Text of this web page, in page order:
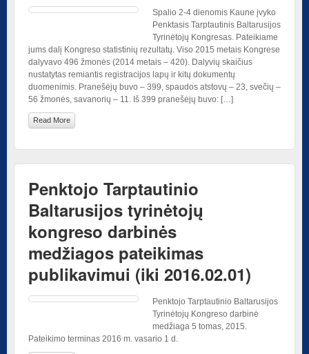
Spalio 2-4 dienomis Kaune įvyko
Penktasis Tarptautinis Baltarusijos
Tyrinėtojų Kongresas. Pateikiame
jums dalį Kongreso statistinių rezultatų. Viso 2015 metais Kongrese
dalyvavo 496 žmonės (2014 metais – 420). Dalyvių skaičius
nustatytas remiantis registracijos lapų ir kitų dokumentų
duomenimis. Pranešėjų buvo – 399, spaudos atstovų – 23, svečių –
56 žmonės, savanorių – 11. Iš 399 pranešėjų buvo: […]
Read More
Penktojo Tarptautinio
Baltarusijos tyrinėtojų
kongreso darbinės
medžiagos pateikimas
publikavimui (iki 2016.02.01)
Penktojo Tarptautinio Baltarusijos
Tyrinėtojų Kongreso darbinė
medžiaga 5 tomas, 2015.
Pateikimo terminas 2016 m. vasario 1 d.